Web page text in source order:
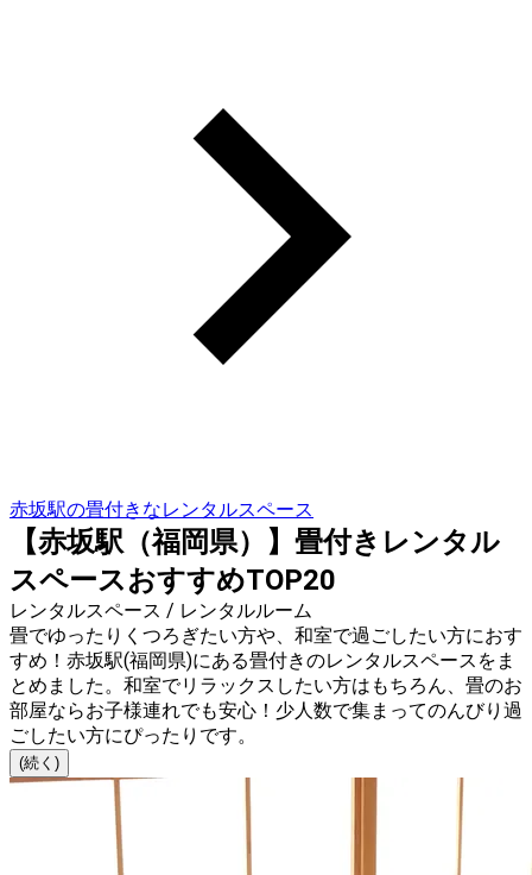
赤坂駅の畳付きなレンタルスペース
【赤坂駅（福岡県）】畳付きレンタル
スペースおすすめTOP20
レンタルスペース / レンタルルーム
畳でゆったりくつろぎたい方や、和室で過ごしたい方におす
すめ！赤坂駅(福岡県)にある畳付きのレンタルスペースをま
とめました。和室でリラックスしたい方はもちろん、畳のお
部屋ならお子様連れでも安心！少人数で集まってのんびり過
ごしたい方にぴったりです。
(続く)